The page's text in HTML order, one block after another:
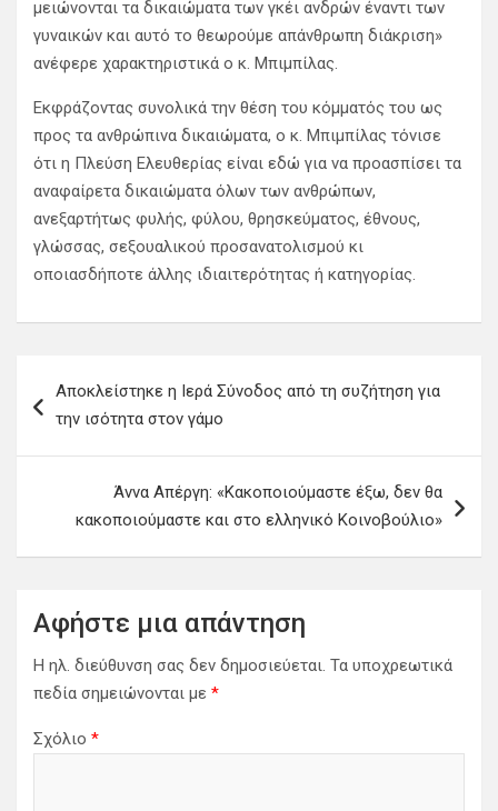
μειώνονται τα δικαιώματα των γκέι ανδρών έναντι των
γυναικών και αυτό το θεωρούμε απάνθρωπη διάκριση»
ανέφερε χαρακτηριστικά ο κ. Μπιμπίλας.
Εκφράζοντας συνολικά την θέση του κόμματός του ως
προς τα ανθρώπινα δικαιώματα, ο κ. Μπιμπίλας τόνισε
ότι η Πλεύση Ελευθερίας είναι εδώ για να προασπίσει τα
αναφαίρετα δικαιώματα όλων των ανθρώπων,
ανεξαρτήτως φυλής, φύλου, θρησκεύματος, έθνους,
γλώσσας, σεξουαλικού προσανατολισμού κι
οποιασδήποτε άλλης ιδιαιτερότητας ή κατηγορίας.
η
Αποκλείστηκε η Ιερά Σύνοδος από τη συζήτηση για
την ισότητα στον γάμο
Άννα Απέργη: «Κακοποιούμαστε έξω, δεν θα
κακοποιούμαστε και στο ελληνικό Κοινοβούλιο»
Αφήστε μια απάντηση
Η ηλ. διεύθυνση σας δεν δημοσιεύεται. Τα υποχρεωτικά
πεδία σημειώνονται με *
Σχόλιο *